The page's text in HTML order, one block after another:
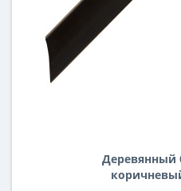
Деревянный